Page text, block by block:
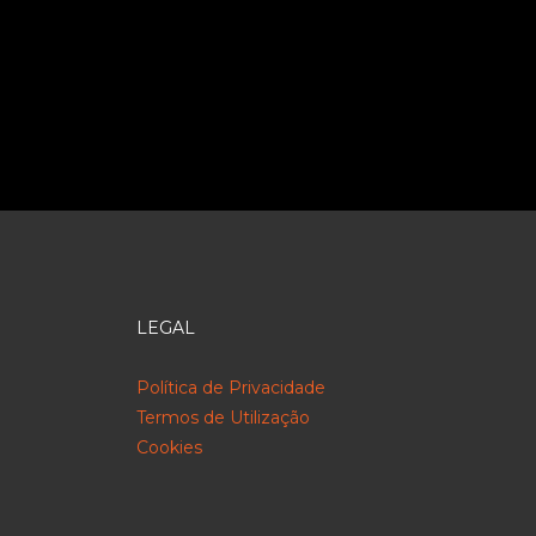
LEGAL
Política de Privacidade
Termos de Utilização
Cookies